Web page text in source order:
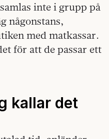
inte i grupp på
någonstans,
med matkassar.
för att de passar ett
kallar det